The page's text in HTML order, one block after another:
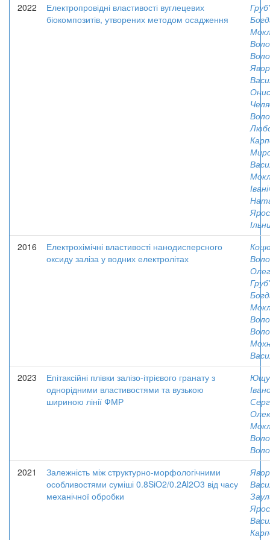
2022
Електропровідні властивості вуглецевих
біокомпозитів, утворених методом осадження
2016
Електрохімічні властивості нанодисперсного
оксиду заліза у водних електролітах
2023
Епітаксійні плівки залізо-ітрієвого гранату з
однорідними властивостями та вузькою
шириною лінії ФМР
2021
Залежність між структурно-морфологічними
особливостями суміші 0.8SiO2/0.2Al2O3 від часу
механічної обробки